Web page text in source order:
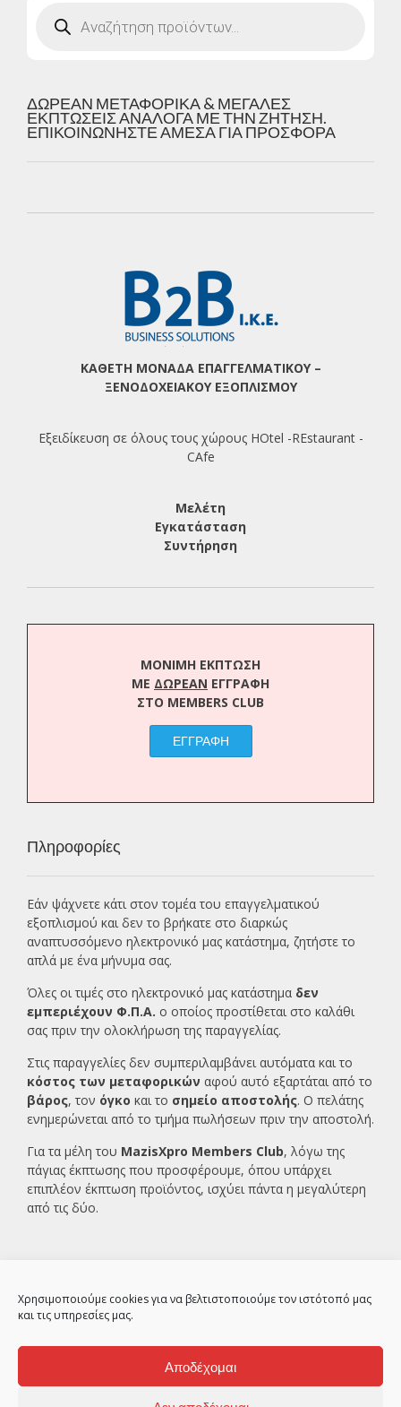
Χρησιμοποιούμε cookies για να βελτιστοποιούμε τον ιστότοπό μας
και τις υπηρεσίες μας.
Αποδέχομαι
search
ΔΩΡΕΑΝ ΜΕΤΑΦΟΡΙΚΑ & ΜΕΓΑΛΕΣ
ΕΚΠΤΩΣΕΙΣ ΑΝΑΛΟΓΑ ΜΕ ΤΗΝ ΖΗΤΗΣΗ.
ΕΠΙΚΟΙΝΩΝΗΣΤΕ ΑΜΕΣΑ ΓΙΑ ΠΡΟΣΦΟΡΑ
ΚΑΘΕΤΗ ΜΟΝΑΔΑ ΕΠΑΓΓΕΛΜΑΤΙΚΟΥ –
ΞΕΝΟΔΟΧΕΙΑΚΟΥ ΕΞΟΠΛΙΣΜΟΥ
Εξειδίκευση σε όλους τους χώρους HOtel -REstaurant -
CAfe
Μελέτη
Εγκατάσταση
Συντήρηση
ΜΟΝΙΜΗ ΕΚΠΤΩΣΗ
ΜΕ ΔΩΡΕΑΝ ΕΓΓΡΑΦΗ
ΣΤΟ MEMBERS CLUB
ΕΓΓΡΑΦΗ
Πληροφορίες
Εάν ψάχνετε κάτι στον τομέα του επαγγελματικού
εξοπλισμού και δεν το βρήκατε στο διαρκώς
αναπτυσσόμενο ηλεκτρονικό μας κατάστημα, ζητήστε το
απλά με ένα μήνυμα σας.
Όλες οι τιμές στο ηλεκτρονικό μας κατάστημα δεν
εμπεριέχουν Φ.Π.Α. ο οποίος προστίθεται στο καλάθι
σας πριν την ολοκλήρωση της παραγγελίας.
Στις παραγγελίες δεν συμπεριλαμβάνει αυτόματα και το
κόστος των μεταφορικών αφού αυτό εξαρτάται από το
βάρος, τον όγκο και το σημείο αποστολής. Ο πελάτης
ενημερώνεται από το τμήμα πωλήσεων πριν την αποστολή.
Για τα μέλη του MazisXpro Members Club, λόγω της
πάγιας έκπτωσης που προσφέρουμε, όπου υπάρχει
επιπλέον έκπτωση προϊόντος, ισχύει πάντα η μεγαλύτερη
από τις δύο.
2ο χλμ Κρανιδίου – Πορτοχελίου, Αργολίδα
21300